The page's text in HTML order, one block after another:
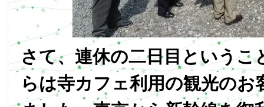
さて、連休の二日目というこ
らは寺カフェ利用の観光のお